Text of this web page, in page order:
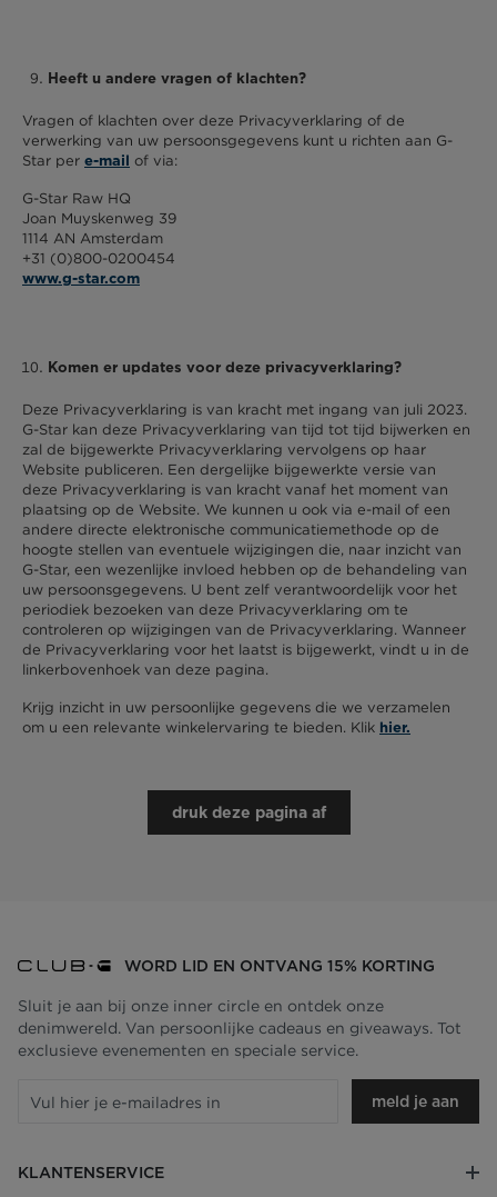
Heeft u andere vragen of klachten?
Vragen of klachten over deze Privacyverklaring of de
verwerking van uw persoonsgegevens kunt u richten aan G-
Star per e-mail of via:
G-Star Raw HQ
Joan Muyskenweg 39
1114 AN Amsterdam
+31 (0)800-0200454
www.g-star.com
Komen er updates voor deze privacyverklaring?
Deze Privacyverklaring is van kracht met ingang van juli 2023.
G-Star kan deze Privacyverklaring van tijd tot tijd bijwerken en
zal de bijgewerkte Privacyverklaring vervolgens op haar
Website publiceren. Een dergelijke bijgewerkte versie van
deze Privacyverklaring is van kracht vanaf het moment van
plaatsing op de Website. We kunnen u ook via e-mail of een
andere directe elektronische communicatiemethode op de
hoogte stellen van eventuele wijzigingen die, naar inzicht van
G-Star, een wezenlijke invloed hebben op de behandeling van
uw persoonsgegevens. U bent zelf verantwoordelijk voor het
periodiek bezoeken van deze Privacyverklaring om te
controleren op wijzigingen van de Privacyverklaring. Wanneer
de Privacyverklaring voor het laatst is bijgewerkt, vindt u in de
linkerbovenhoek van deze pagina.
Krijg inzicht in uw persoonlijke gegevens die we verzamelen
om u een relevante winkelervaring te bieden. Klik hier.
druk deze pagina af
KLANTENSERVICE
WORD LID EN ONTVANG 15% KORTING
Sluit je aan bij onze inner circle en ontdek onze
denimwereld. Van persoonlijke cadeaus en giveaways. Tot
exclusieve evenementen en speciale service.
meld je aan